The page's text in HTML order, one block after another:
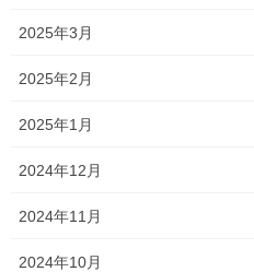
2025年3月
2025年2月
2025年1月
2024年12月
2024年11月
2024年10月